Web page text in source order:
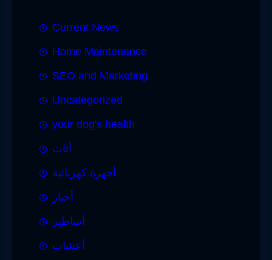
Current News
Home Maintenance
SEO and Marketing
Uncategorized
your dog's health
أثاث
أجهزة كهربائية
أخبار
أساطير
أعشاب